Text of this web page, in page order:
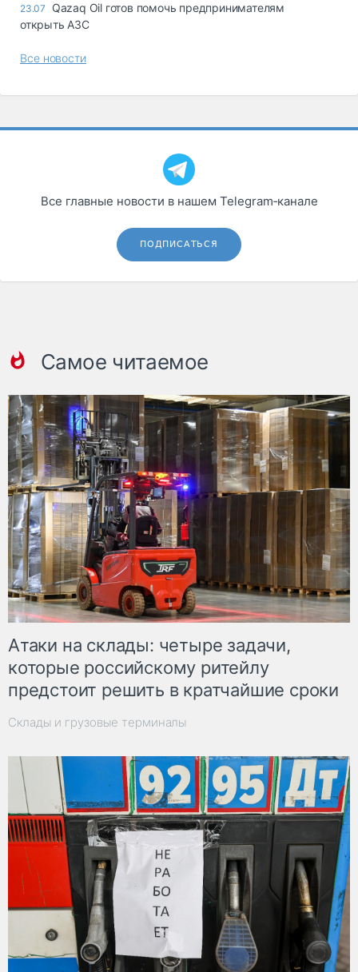
23.07
Qazaq Oil готов помочь предпринимателям
открыть АЗС
Все новости
Все главные новости в нашем Telegram‑канале
ПОДПИСАТЬСЯ
Самое читаемое
Атаки на склады: четыре задачи,
которые российскому ритейлу
предстоит решить в кратчайшие сроки
Склады и грузовые терминалы